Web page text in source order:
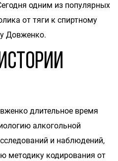
одним из популярных
от тяги к спиртному
Довженко.
длительное время
алкогольной
и наблюдений,
методику кодирования от